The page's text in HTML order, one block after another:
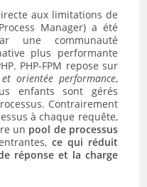
aux limitations de
Manager) a été
une communauté
plus performante
PHP-FPM repose sur
orientée performance,
enfants sont gérés
Contrairement
à chaque requête,
un pool de processus
ce qui réduit
réponse et la charge